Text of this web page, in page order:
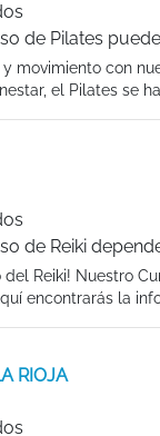
de Pilates
movimiento con
el Pilates se
de Reiki
del Reiki! Nuestro
encontrarás la
RIOJA